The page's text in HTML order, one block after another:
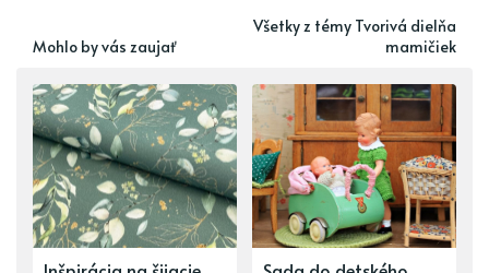
Mohlo by vás zaujať
Všetky z témy Tvorivá dielňa
mamičiek